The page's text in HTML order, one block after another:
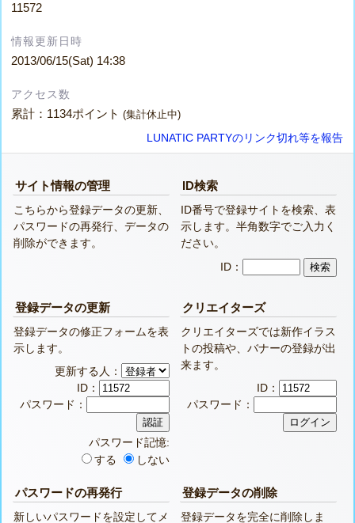
11572
情報更新日時
2013/06/15(Sat) 14:38
アクセス数
累計：1134ポイント(集計休止中)
LUNATIC PARTYのリンク切れ等を報告
サイト情報の管理
こちらから登録データの更新、
パスワードの再発行、データの
削除ができます。
ID検索
ID番号で登録サイトを検索、表
示します。半角数字でご入力く
ださい。
ID：
登録データの更新
登録データの修正フォームを表
示します。
更新する人：
ID：
パスワード：
パスワード記憶:
する
しない
クリエイターズ
クリエイターズでは新作イラス
トの投稿や、バナーの登録が出
来ます。
ID：
パスワード：
パスワードの再発行
新しいパスワードを設定してメ
登録データの削除
登録データを完全に削除しま